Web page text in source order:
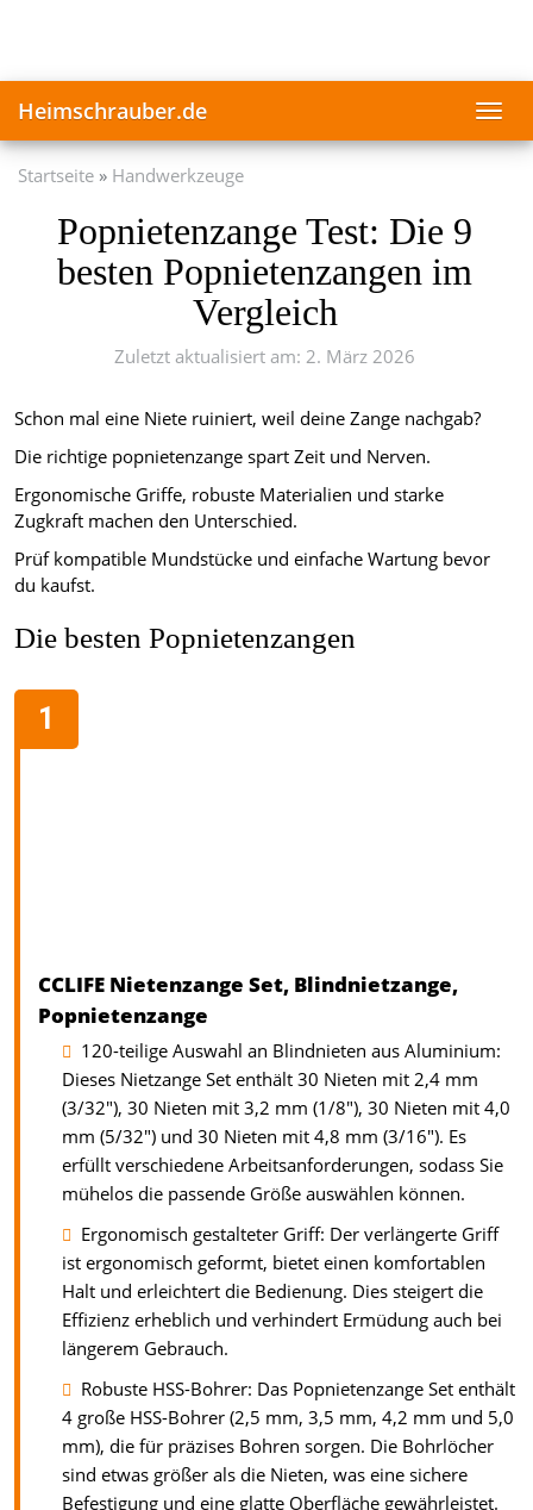
Heimschrauber.de
Startseite Handwerkzeuge
Popnietenzange Test: Die 9
besten Popnietenzangen im
Vergleich
Zuletzt aktualisiert am: 2. März 2026
Schon mal eine Niete ruiniert, weil deine Zange nachgab?
Die richtige popnietenzange spart Zeit und Nerven.
Ergonomische Griffe, robuste Materialien und starke
Zugkraft machen den Unterschied.
Prüf kompatible Mundstücke und einfache Wartung bevor
du kaufst.
Die besten Popnietenzangen
CCLIFE Nietenzange Set, Blindnietzange,
Popnietenzange
120-teilige Auswahl an Blindnieten aus Aluminium:
Dieses Nietzange Set enthält 30 Nieten mit 2,4 mm
(3/32"), 30 Nieten mit 3,2 mm (1/8"), 30 Nieten mit 4,0
mm (5/32") und 30 Nieten mit 4,8 mm (3/16"). Es
erfüllt verschiedene Arbeitsanforderungen, sodass Sie
mühelos die passende Größe auswählen können.
Ergonomisch gestalteter Griff: Der verlängerte Griff
ist ergonomisch geformt, bietet einen komfortablen
Halt und erleichtert die Bedienung. Dies steigert die
Effizienz erheblich und verhindert Ermüdung auch bei
längerem Gebrauch.
Robuste HSS-Bohrer: Das Popnietenzange Set enthält
4 große HSS-Bohrer (2,5 mm, 3,5 mm, 4,2 mm und 5,0
mm), die für präzises Bohren sorgen. Die Bohrlöcher
sind etwas größer als die Nieten, was eine sichere
Befestigung und eine glatte Oberfläche gewährleistet.